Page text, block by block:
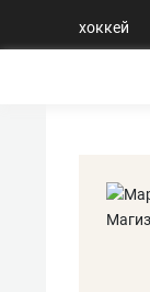
хоккей